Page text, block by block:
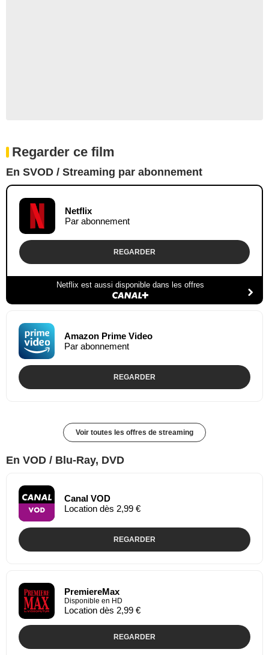
Regarder ce film
En SVOD / Streaming par abonnement
Netflix
Par abonnement
REGARDER
Netflix est aussi disponible dans les offres
Amazon Prime Video
Par abonnement
REGARDER
Voir toutes les offres de streaming
En VOD / Blu-Ray, DVD
Canal VOD
Location dès 2,99 €
REGARDER
PremiereMax
Disponible en HD
Location dès 2,99 €
REGARDER